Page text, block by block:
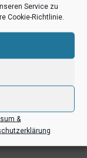
Service zu
Cookie-Richtlinie.
&